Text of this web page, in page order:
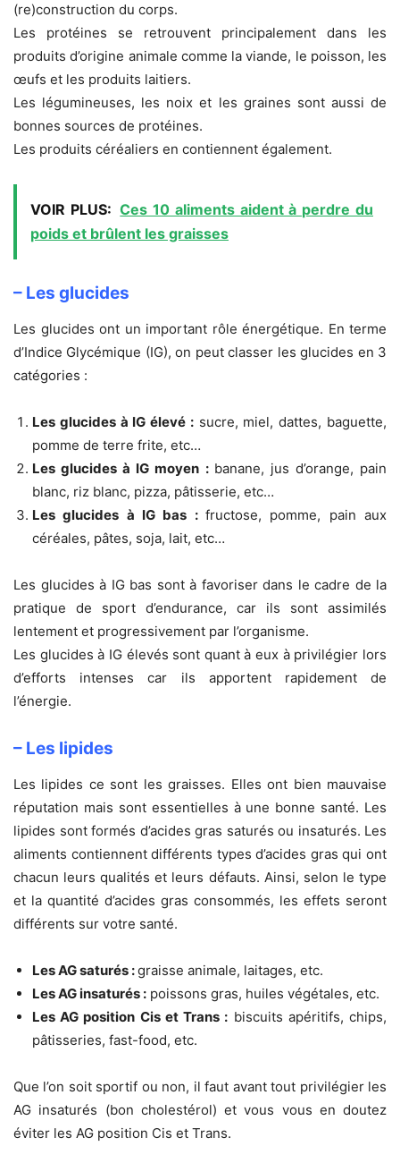
(re)construction du corps.
Les protéines se retrouvent principalement dans les
produits d’origine animale comme la viande, le poisson, les
œufs et les produits laitiers.
Les légumineuses, les noix et les graines sont aussi de
bonnes sources de protéines.
Les produits céréaliers en contiennent également.
VOIR PLUS: Ces 10 aliments aident à perdre du
poids et brûlent les graisses
– Les glucides
Les glucides ont un important rôle énergétique. En terme
d’Indice Glycémique (IG), on peut classer les glucides en 3
catégories :
Les glucides à IG élevé :sucre, miel, dattes, baguette,
pomme de terre frite, etc…
Les glucides à IG moyen : banane, jus d’orange, pain
blanc, riz blanc, pizza, pâtisserie, etc…
Les glucides à IG bas : fructose, pomme, pain aux
céréales, pâtes, soja, lait, etc…
Les glucides à IG bas sont à favoriser dans le cadre de la
pratique de sport d’endurance, car ils sont assimilés
lentement et progressivement par l’organisme.
Les glucides à IG élevés sont quant à eux à privilégier lors
d’efforts intenses car ils apportent rapidement de
l’énergie.
– Les lipides
Les lipides ce sont les graisses. Elles ont bien mauvaise
réputation mais sont essentielles à une bonne santé. Les
lipides sont formés d’acides gras saturés ou insaturés. Les
aliments contiennent différents types d’acides gras qui ont
chacun leurs qualités et leurs défauts. Ainsi, selon le type
et la quantité d’acides gras consommés, les effets seront
différents sur votre santé.
Les AG saturés :graisse animale, laitages, etc.
Les AG insaturés : poissons gras, huiles végétales, etc.
Les AG position Cis et Trans : biscuits apéritifs, chips,
pâtisseries, fast-food, etc.
Que l’on soit sportif ou non, il faut avant tout privilégier les
AG insaturés (bon cholestérol) et vous vous en doutez
éviter les AG position Cis et Trans.